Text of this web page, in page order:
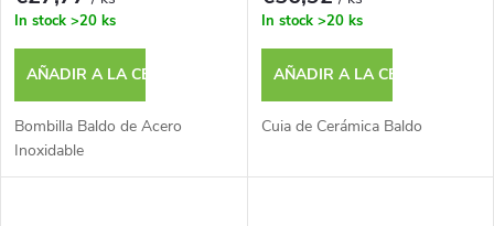
a
c
i
ó
p
r
o
In stock >20 ks
AÑADIR A LA CESTA
Bombilla Baldo de Acero
Inoxidable
In stock >20 ks
AÑADIR A LA CESTA
Cuia de Cerámica Baldo